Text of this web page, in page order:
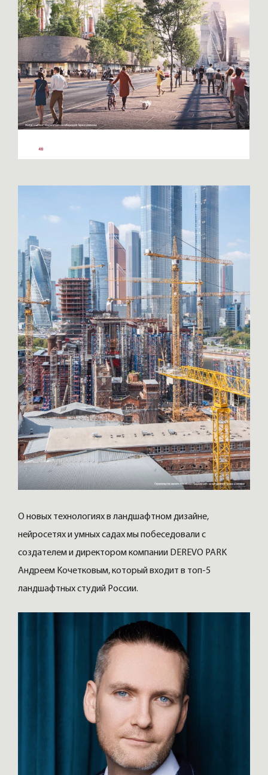
О новых технологиях в ландшафтном дизайне,
нейросетях и умных садах мы побеседовали с
создателем и директором компании DEREVO PARK
Андреем Кочетковым, который входит в топ-5
ландшафтных студий России.